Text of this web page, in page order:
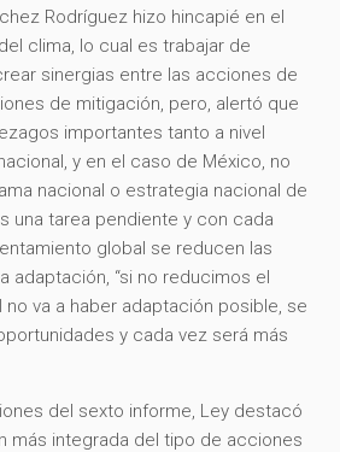
Rodríguez hizo hincapié en el
clima, lo cual es trabajar de
sinergias entre las acciones de
de mitigación, pero, alertó que
importantes tanto a nivel
y en el caso de México, no
nacional o estrategia nacional de
una tarea pendiente y con cada
global se reducen las
adaptación, “si no reducimos el
va a haber adaptación posible, se
y cada vez será más
del sexto informe, Ley destacó
más integrada del tipo de acciones